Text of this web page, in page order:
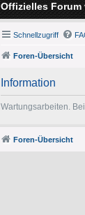
Offizielles Forum
Schnellzugriff
Foren-Übersicht
Information
Wartungsarbeiten.
Foren-Übersicht